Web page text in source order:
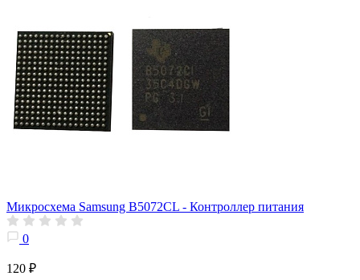
Микросхема Samsung B5072CL - Контроллер питания
0
120 ₽